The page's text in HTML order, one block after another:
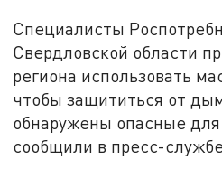
Специалисты
Свердловской области
региона использовать
чтобы защититься от
обнаружены опасные
сообщили в пресс-